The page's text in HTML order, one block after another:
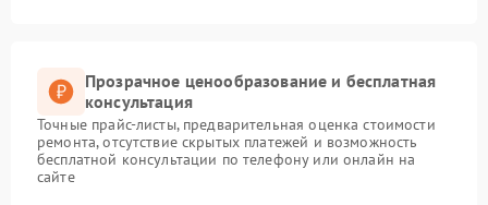
Прозрачное ценообразование и бесплатная
консультация
Точные прайс-листы, предварительная оценка стоимости
ремонта, отсутствие скрытых платежей и возможность
бесплатной консультации по телефону или онлайн на
сайте